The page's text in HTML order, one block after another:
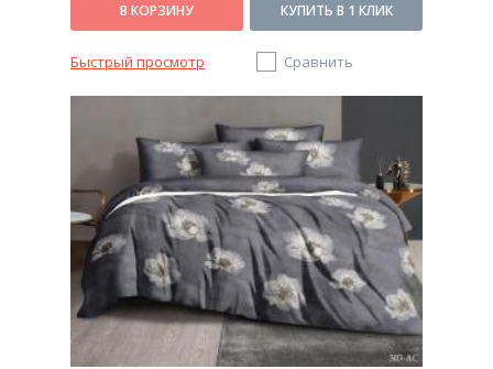
В КОРЗИНУ КУПИТЬ В 1 КЛИК
Быстрый просмотр Сравнить